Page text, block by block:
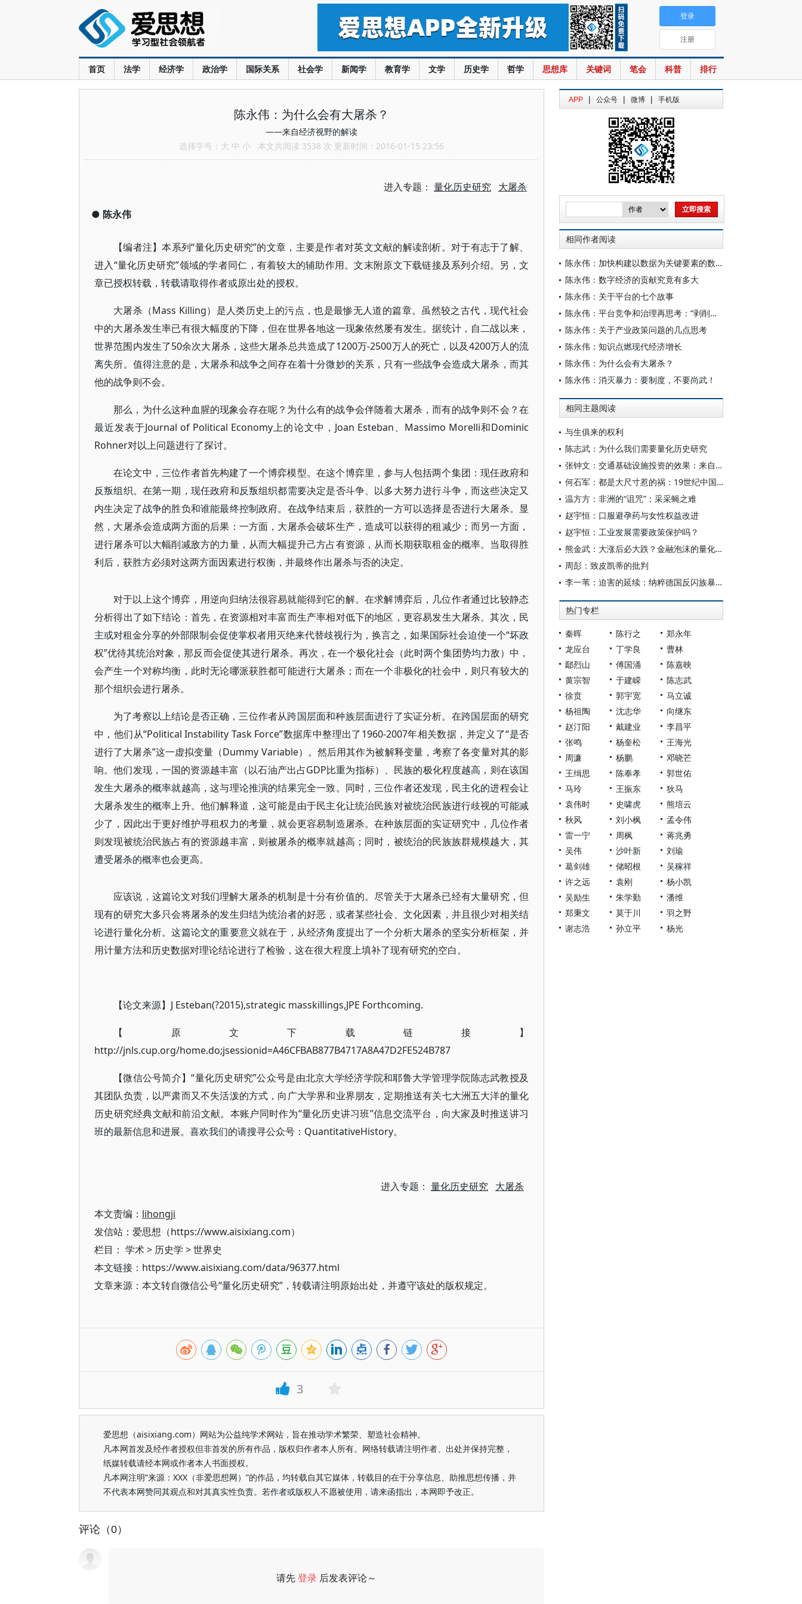
首页 法学 经济学 政治学 国际关系 社会学 新闻学 教育学 文学 历史学 哲学 思想库 关键词 笔会 科普 排行
登录
注册
陈永伟：为什么会有大屠杀？
——来自经济视野的解读
选择字号： 大 中 小 本文共阅读 3538 次 更新时间：2016-01-15 23:56
进入专题： 量化历史研究 大屠杀
● 陈永伟
【编者注】本系列“量化历史研究”的文章，主要是作者对英文文献的解读剖析。对于有志于了解、
进入“量化历史研究”领域的学者同仁，有着较大的辅助作用。文末附原文下载链接及系列介绍。另，文
章已授权转载，转载请取得作者或原出处的授权。
大屠杀（Mass Killing）是人类历史上的污点，也是最惨无人道的篇章。虽然较之古代，现代社会
中的大屠杀发生率已有很大幅度的下降，但在世界各地这一现象依然屡有发生。据统计，自二战以来，
世界范围内发生了50余次大屠杀，这些大屠杀总共造成了1200万-2500万人的死亡，以及4200万人的流
离失所。值得注意的是，大屠杀和战争之间存在着十分微妙的关系，只有一些战争会造成大屠杀，而其
他的战争则不会。
那么，为什么这种血腥的现象会存在呢？为什么有的战争会伴随着大屠杀，而有的战争则不会？在
最近发表于Journal of Political Economy上的论文中，Joan Esteban、Massimo Morelli和Dominic
Rohner对以上问题进行了探讨。
在论文中，三位作者首先构建了一个博弈模型。在这个博弈里，参与人包括两个集团：现任政府和
反叛组织。在第一期，现任政府和反叛组织都需要决定是否斗争、以多大努力进行斗争，而这些决定又
内生决定了战争的胜负和谁能最终控制政府。在战争结束后，获胜的一方可以选择是否进行大屠杀。显
然，大屠杀会造成两方面的后果：一方面，大屠杀会破坏生产，造成可以获得的租减少；而另一方面，
进行屠杀可以大幅削减敌方的力量，从而大幅提升己方占有资源，从而长期获取租金的概率。当取得胜
利后，获胜方必须对这两方面因素进行权衡，并最终作出屠杀与否的决定。
对于以上这个博弈，用逆向归纳法很容易就能得到它的解。在求解博弈后，几位作者通过比较静态
分析得出了如下结论：首先，在资源相对丰富而生产率相对低下的地区，更容易发生大屠杀。其次，民
主或对租金分享的外部限制会促使掌权者用灭绝来代替歧视行为，换言之，如果国际社会迫使一个“坏政
权”优待其统治对象，那反而会促使其进行屠杀。再次，在一个极化社会（此时两个集团势均力敌）中，
会产生一个对称均衡，此时无论哪派获胜都可能进行大屠杀；而在一个非极化的社会中，则只有较大的
那个组织会进行屠杀。
为了考察以上结论是否正确，三位作者从跨国层面和种族层面进行了实证分析。在跨国层面的研究
中，他们从“Political Instability Task Force”数据库中整理出了1960-2007年相关数据，并定义了“是否
进行了大屠杀”这一虚拟变量（Dummy Variable）。然后用其作为被解释变量，考察了各变量对其的影
响。他们发现，一国的资源越丰富（以石油产出占GDP比重为指标）、民族的极化程度越高，则在该国
发生大屠杀的概率就越高，这与理论推演的结果完全一致。同时，三位作者还发现，民主化的进程会让
大屠杀发生的概率上升。他们解释道，这可能是由于民主化让统治民族对被统治民族进行歧视的可能减
少了，因此出于更好维护寻租权力的考量，就会更容易制造屠杀。在种族层面的实证研究中，几位作者
则发现被统治民族占有的资源越丰富，则被屠杀的概率就越高；同时，被统治的民族族群规模越大，其
遭受屠杀的概率也会更高。
应该说，这篇论文对我们理解大屠杀的机制是十分有价值的。尽管关于大屠杀已经有大量研究，但
现有的研究大多只会将屠杀的发生归结为统治者的好恶，或者某些社会、文化因素，并且很少对相关结
论进行量化分析。这篇论文的重要意义就在于，从经济角度提出了一个分析大屠杀的坚实分析框架，并
用计量方法和历史数据对理论结论进行了检验，这在很大程度上填补了现有研究的空白。
【论文来源】J Esteban(?2015),strategic masskillings,JPE Forthcoming.
【原文下载链接】
http://jnls.cup.org/home.do;jsessionid=A46CFBAB877B4717A8A47D2FE524B787
【微信公号简介】“量化历史研究”公众号是由北京大学经济学院和耶鲁大学管理学院陈志武教授及
其团队负责，以严肃而又不失活泼的方式，向广大学界和业界朋友，定期推送有关七大洲五大洋的量化
历史研究经典文献和前沿文献。本账户同时作为“量化历史讲习班”信息交流平台，向大家及时推送讲习
班的最新信息和进展。喜欢我们的请搜寻公众号：QuantitativeHistory。
进入专题： 量化历史研究 大屠杀
本文责编： lihongji
发信站：爱思想（https://www.aisixiang.com）
栏目： 学术> 历史学 >世界史
本文链接：https://www.aisixiang.com/data/96377.html
文章来源：本文转自微信公号“量化历史研究”，转载请注明原始出处，并遵守该处的版权规定。
3
爱思想（aisixiang.com）网站为公益纯学术网站，旨在推动学术繁荣、塑造社会精神。
凡本网首发及经作者授权但非首发的所有作品，版权归作者本人所有。网络转载请注明作者、出处并保持完整，
纸媒转载请经本网或作者本人书面授权。
凡本网注明“来源：XXX（非爱思想网）”的作品，均转载自其它媒体，转载目的在于分享信息、助推思想传播，并
不代表本网赞同其观点和对其真实性负责。若作者或版权人不愿被使用，请来函指出，本网即予改正。
评论（0）
请先登录 后发表评论～
APP | 公众号 | 微博 | 手机版
相同作者阅读
陈永伟：加快构建以数据为关键要素的数字经济
陈永伟：数字经济的贡献究竟有多大
陈永伟：关于平台的七个故事
陈永伟：平台竞争和治理再思考：“剥削者”抑或“守望者”
陈永伟：关于产业政策问题的几点思考
陈永伟：知识点燃现代经济增长
陈永伟：为什么会有大屠杀？
陈永伟：消灭暴力：要制度，不要尚武！
相同主题阅读
与生俱来的权利
陈志武：为什么我们需要量化历史研究
张钟文：交通基础设施投资的效果：来自殖民地时期印度的证据
何石军：都是大尺寸惹的祸：19世纪中国财富逆转的政治经济学解释
温方方：非洲的“诅咒”：采采蝇之难
赵宇恒：口服避孕药与女性权益改进
赵宇恒：工业发展需要政策保护吗？
熊金武：大涨后必大跌？金融泡沫的量化历史反思
周彭：致皮凯蒂的批判
李一苇：迫害的延续：纳粹德国反闪族暴力的中世纪源头
热门专栏
秦晖 陈行之
郑永年
龙应台
丁学良
曹林
鄢烈山
傅国涌
陈嘉映
黄宗智
于建嵘
陈志武
徐贲
郭宇宽
马立诚
杨祖陶
沈志华
向继东
赵汀阳
戴建业
李昌平
张鸣
杨奎松
王海光
周濂
杨鹏
邓晓芒
王缉思
陈奉孝
郭世佑
马玲
王振东
狄马
袁伟时
史啸虎
熊培云
秋风
刘小枫
孟令伟
雷一宁
周枫
蒋兆勇
吴伟
沙叶新
刘瑜
葛剑雄
储昭根
吴稼祥
许之远
袁刚
杨小凯
吴励生
朱学勤
潘维
郑秉文
莫于川
羽之野
谢志浩
孙立平 杨光